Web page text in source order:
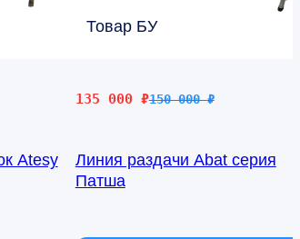
Atesy
Товар БУ
150 000₽
Первоначальная
150
000 ₽.
135 000 ₽
Текущая
000 ₽.
Линия раздачи Abat серия
Патша